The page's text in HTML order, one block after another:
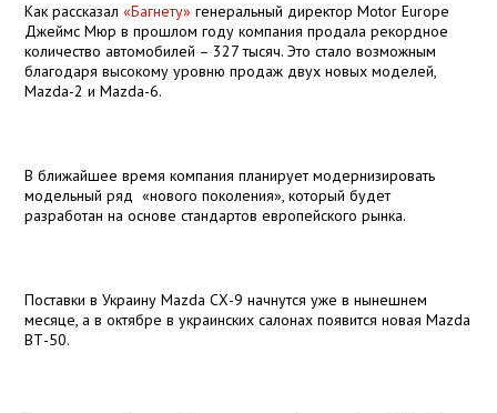
Как рассказал«Багнету» генеральный директор Motor Europe
Джеймс Мюр в прошлом году компания продала рекордное
количество автомобилей – 327 тысяч. Это стало возможным
благодаря высокому уровню продаж двух новых моделей,
Mazda-2 и Mazda-6.
В ближайшее время компания планирует модернизировать
модельный ряд «нового поколения», который будет
разработан на основе стандартов европейского рынка.
Поставки в Украину Mazda СХ-9 начнутся уже в нынешнем
месяце, а в октябре в украинских салонах появится новая Mazda
ВТ-50.